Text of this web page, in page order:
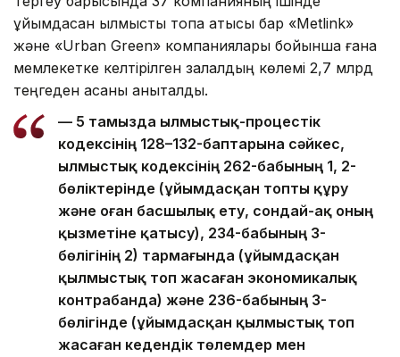
ұйымдасқан қылмыстық топқа қатысы бар «Metlink»
және «Urban Green» компаниялары бойынша ғана
мемлекетке келтірілген залалдың көлемі 2,7 млрд
теңгеден асқаны анықталды.
— 5 тамызда Қылмыстық-процестік
кодексінің 128–132-баптарына сәйкес,
Қылмыстық кодексінің 262-бабының 1, 2-
бөліктерінде (ұйымдасқан топты құру
және оған басшылық ету, сондай-ақ оның
қызметіне қатысу), 234-бабының 3-
бөлігінің 2) тармағында (ұйымдасқан
қылмыстық топ жасаған экономикалық
контрабанда) және 236-бабының 3-
бөлігінде (ұйымдасқан қылмыстық топ
жасаған кедендік төлемдер мен